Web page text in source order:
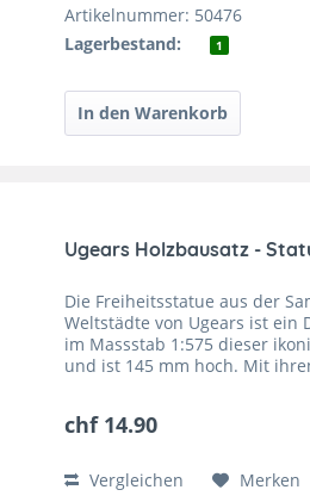
Artikelnummer: 50476
Lagerbestand:
1
Ugears Holzbausatz -
Die Freiheitsstatue aus der
Weltstädte von Ugears ist ein
im Massstab 1:575 dieser
und ist 145 mm hoch. Mit
chf 14.90
Vergleichen
Merken